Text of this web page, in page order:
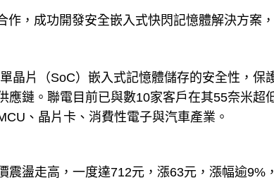
，成功開發安全嵌入式快閃記憶體解決方案
晶片（SoC）嵌入式記憶體儲存的安全性，保
鏈。聯電目前已與數10家客戶在其55奈米超
、晶片卡、消費性電子與汽車產業。
盪走高，一度達712元，漲63元，漲幅逾9%